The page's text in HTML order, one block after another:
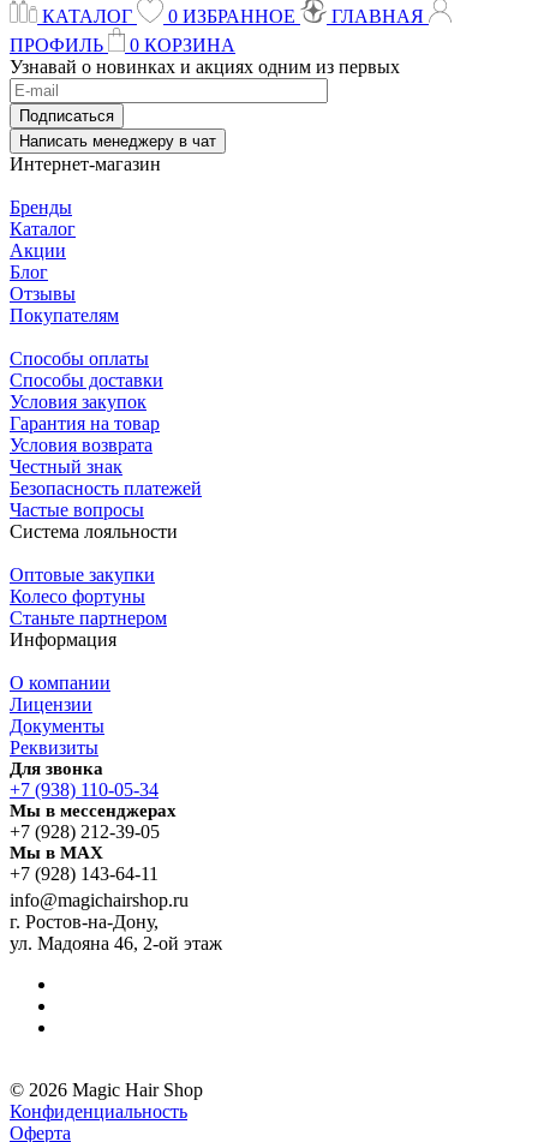
КАТАЛОГ
0 ИЗБРАННОЕ
ГЛАВНАЯ
ПРОФИЛЬ
0 КОРЗИНА
Узнавай о новинках и акциях одним из первых
Подписаться
Написать менеджеру в чат
Интернет-магазин
Бренды
Каталог
Акции
Блог
Отзывы
Покупателям
Способы оплаты
Способы доставки
Условия закупок
Гарантия на товар
Условия возврата
Честный знак
Безопасность платежей
Частые вопросы
Система лояльности
Оптовые закупки
Колесо фортуны
Станьте партнером
Информация
О компании
Лицензии
Документы
Реквизиты
Для звонка
+7 (938) 110-05-34
Мы в мессенджерах
+7 (928) 212-39-05
Мы в MAX
+7 (928) 143-64-11
info@magichairshop.ru
г. Ростов-на-Дону,
ул. Мадояна 46, 2-ой этаж
© 2026 Magic Hair Shop
Конфиденциальность
Оферта